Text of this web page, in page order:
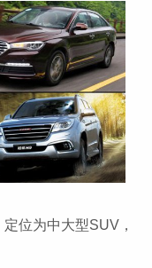
位为中大型SUV，